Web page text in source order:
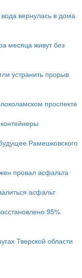
вернулась в дома
месяца живут без
устранить прорыв
проспекте
Рамешковского
провал асфальта
асфальт
95%
Тверской области